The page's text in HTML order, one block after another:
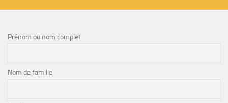
Prénom ou nom complet
Nom de famille